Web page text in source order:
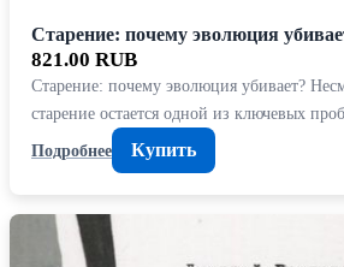
Старение: почему эволюция
821.00 RUB
Старение: почему эволюция убивает?
старение остается одной из ключевых
Подробнее
Купить